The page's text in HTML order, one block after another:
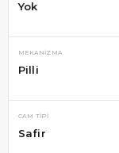
Yok
MEKANIZMA
Pilli
CAM TIPI
Safir